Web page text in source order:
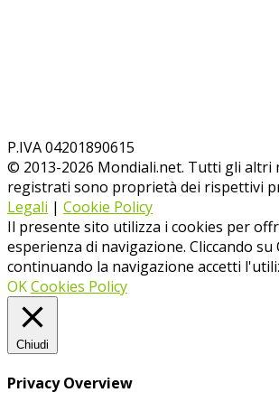
P.IVA 04201890615
© 2013-2026 Mondiali.net. Tutti gli altri
registrati sono proprietà dei rispettivi
Legali | Cookie Policy
Il presente sito utilizza i cookies per
esperienza di navigazione. Cliccando su
continuando la navigazione accetti
OKCookies Policy
Chiudi
Privacy Overview